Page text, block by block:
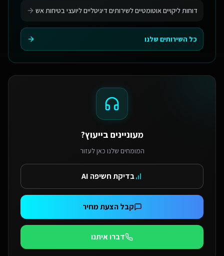
דוחות ליקויים אוטומטיים לשירותים דיגיטליים ליועצי בטיחות אש
כל השירותים שלנו
מעוניינים בייעוץ?
המומחים שלנו כאן לעזור
בדיקת חשיפה AI
קבל הצעת מחיר
דברו איתנו